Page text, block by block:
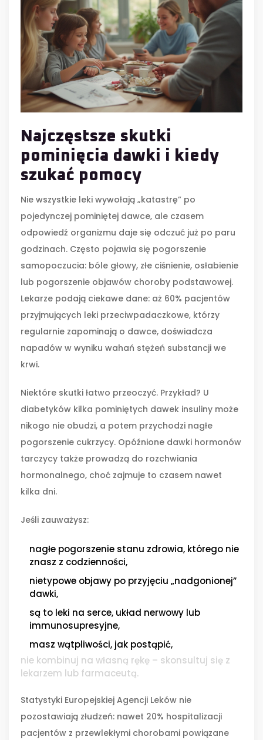
Najczęstsze skutki
pominięcia dawki i kiedy
szukać pomocy
Nie wszystkie leki wywołają „katastrę” po
pojedynczej pominiętej dawce, ale czasem
odpowiedź organizmu daje się odczuć już po paru
godzinach. Często pojawia się pogorszenie
samopoczucia: bóle głowy, złe ciśnienie, osłabienie
lub pogorszenie objawów choroby podstawowej.
Lekarze podają ciekawe dane: aż 60% pacjentów
przyjmujących leki przeciwpadaczkowe, którzy
regularnie zapominają o dawce, doświadcza
napadów w wyniku wahań stężeń substancji we
krwi.
Niektóre skutki łatwo przeoczyć. Przykład? U
diabetyków kilka pominiętych dawek insuliny może
nikogo nie obudzi, a potem przychodzi nagłe
pogorszenie cukrzycy. Opóźnione dawki hormonów
tarczycy także prowadzą do rozchwiania
hormonalnego, choć zajmuje to czasem nawet
kilka dni.
Jeśli zauważysz:
nagłe pogorszenie stanu zdrowia, którego nie
znasz z codzienności,
nietypowe objawy po przyjęciu „nadgonionej”
dawki,
są to leki na serce, układ nerwowy lub
immunosupresyjne,
masz wątpliwości, jak postąpić,
nie kombinuj na własną rękę – skonsultuj się z
lekarzem lub farmaceutą.
Statystyki Europejskiej Agencji Leków nie
pozostawiają złudzeń: nawet 20% hospitalizacji
pacjentów z przewlekłymi chorobami powiązane